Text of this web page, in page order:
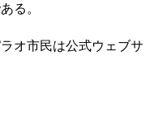
る。
オ市民は公式ウェブサ